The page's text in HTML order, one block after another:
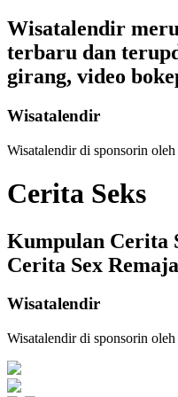
Wisatalendir
terbaru dan
girang, video
Wisatalendir
Wisatalendir di sponsorin oleh
Cerita Seks
Kumpulan Cerita
Cerita Sex
Wisatalendir
Wisatalendir di sponsorin